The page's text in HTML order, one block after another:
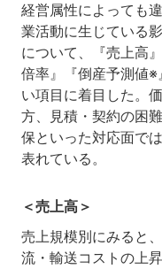
経営属性によっても
業活動に生じている
について、『売上高
倍率』『倒産予測値
い項目に着目した。
方、見積・契約の困
保といった対応面で
表れている。
＜売上高＞
売上規模別にみると
流・輸送コストの上